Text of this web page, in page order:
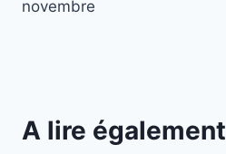
novembre
A lire également